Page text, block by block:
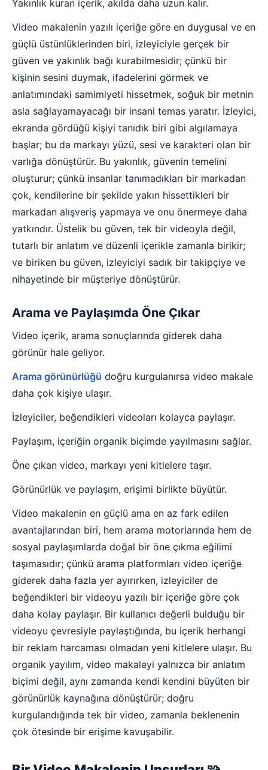
Yakınlık kuran içerik, akılda daha uzun kalır.
Video makalenin yazılı içeriğe göre en duygusal ve en
güçlü üstünlüklerinden biri, izleyiciyle gerçek bir
güven ve yakınlık bağı kurabilmesidir; çünkü bir
kişinin sesini duymak, ifadelerini görmek ve
anlatımındaki samimiyeti hissetmek, soğuk bir metnin
asla sağlayamayacağı bir insani temas yaratır. İzleyici,
ekranda gördüğü kişiyi tanıdık biri gibi algılamaya
başlar; bu da markayı yüzü, sesi ve karakteri olan bir
varlığa dönüştürür. Bu yakınlık, güvenin temelini
oluşturur; çünkü insanlar tanımadıkları bir markadan
çok, kendilerine bir şekilde yakın hissettikleri bir
markadan alışveriş yapmaya ve onu önermeye daha
yatkındır. Üstelik bu güven, tek bir videoyla değil,
tutarlı bir anlatım ve düzenli içerikle zamanla birikir;
ve biriken bu güven, izleyiciyi sadık bir takipçiye ve
nihayetinde bir müşteriye dönüştürür.
Arama ve Paylaşımda Öne Çıkar
Video içerik, arama sonuçlarında giderek daha
görünür hale geliyor.
Arama görünürlüğü doğru kurgulanırsa video makale
daha çok kişiye ulaşır.
İzleyiciler, beğendikleri videoları kolayca paylaşır.
Paylaşım, içeriğin organik biçimde yayılmasını sağlar.
Öne çıkan video, markayı yeni kitlelere taşır.
Görünürlük ve paylaşım, erişimi birlikte büyütür.
Video makalenin en güçlü ama en az fark edilen
avantajlarından biri, hem arama motorlarında hem de
sosyal paylaşımlarda doğal bir öne çıkma eğilimi
taşımasıdır; çünkü arama platformları video içeriğe
giderek daha fazla yer ayırırken, izleyiciler de
beğendikleri bir videoyu yazılı bir içeriğe göre çok
daha kolay paylaşır. Bir kullanıcı değerli bulduğu bir
videoyu çevresiyle paylaştığında, bu içerik herhangi
bir reklam harcaması olmadan yeni kitlelere ulaşır. Bu
organik yayılım, video makaleyi yalnızca bir anlatım
biçimi değil, aynı zamanda kendi kendini büyüten bir
görünürlük kaynağına dönüştürür; doğru
kurgulandığında tek bir video, zamanla beklenenin
çok ötesinde bir erişime kavuşabilir.